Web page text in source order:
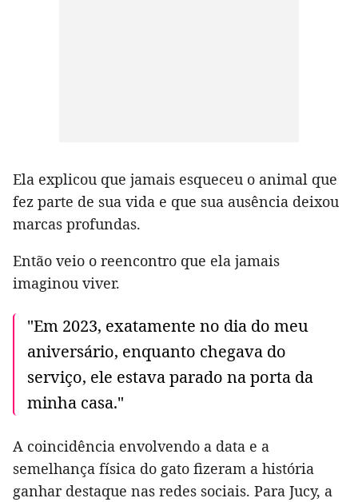
Ela explicou que jamais esqueceu o animal que
fez parte de sua vida e que sua ausência deixou
marcas profundas.
Então veio o reencontro que ela jamais
imaginou viver.
"Em 2023, exatamente no dia do meu
aniversário, enquanto chegava do
serviço, ele estava parado na porta da
minha casa."
A coincidência envolvendo a data e a
semelhança física do gato fizeram a história
ganhar destaque nas redes sociais. Para Jucy, a